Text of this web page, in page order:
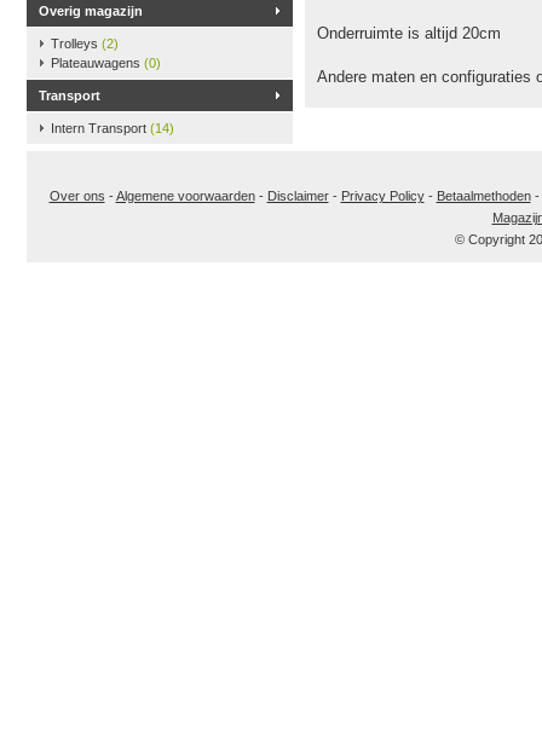
Overig magazijn
Trolleys (2)
Plateauwagens (0)
Transport
Intern Transport (14)
Onderruimte is altijd 20cm
Andere maten en configuraties
Over ons -Algemene voorwaarden- Disclaimer- Privacy Policy- Betaalmethoden-
© Copyright